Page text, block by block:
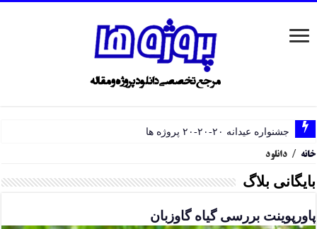
جشنواره عیدانه ۲۰-۲۰-۲۰ پروژه ها
خانه / دانلود
بایگانی بلاگ
پاورپوینت بررسی گیاه گاوزبان